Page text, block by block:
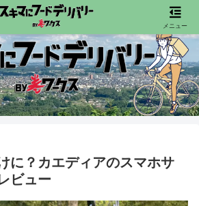
けフードデリバリー情報を発信宙
に？カエディアのスマホサ
ビュー
メニュー